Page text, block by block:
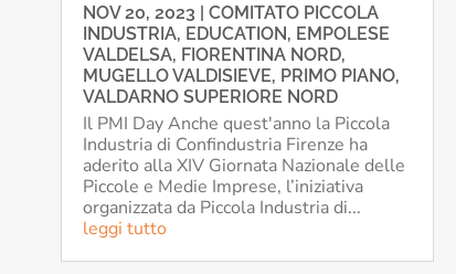
NOV 20, 2023 | COMITATO PICCOLA
INDUSTRIA, EDUCATION, EMPOLESE
VALDELSA, FIORENTINA NORD,
MUGELLO VALDISIEVE, PRIMO PIANO,
VALDARNO SUPERIORE NORD
Il PMI Day Anche quest'anno la Piccola
Industria di Confindustria Firenze ha
aderito alla XIV Giornata Nazionale delle
Piccole e Medie Imprese, l’iniziativa
organizzata da Piccola Industria di...
leggi tutto